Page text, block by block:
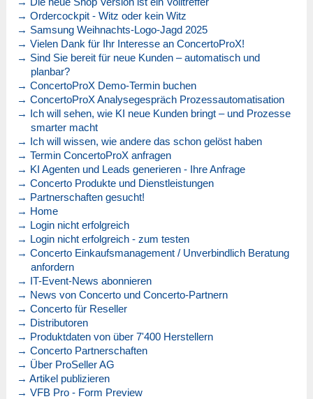
→ Ordercockpit - Witz oder kein Witz
→ Samsung Weihnachts-Logo-Jagd 2025
→ Vielen Dank für Ihr Interesse an ConcertoProX!
→ Sind Sie bereit für neue Kunden – automatisch und
planbar?
→ ConcertoProX Demo-Termin buchen
→ ConcertoProX Analysegespräch Prozessautomatisation
→ Ich will sehen, wie KI neue Kunden bringt – und Prozesse
smarter macht
→ Ich will wissen, wie andere das schon gelöst haben
→ Termin ConcertoProX anfragen
→ KI Agenten und Leads generieren - Ihre Anfrage
→ Concerto Produkte und Dienstleistungen
→ Partnerschaften gesucht!
→ Home
→ Login nicht erfolgreich
→ Login nicht erfolgreich - zum testen
→ Concerto Einkaufsmanagement / Unverbindlich Beratung
anfordern
→ IT-Event-News abonnieren
→ News von Concerto und Concerto-Partnern
→ Concerto für Reseller
→ Distributoren
→ Produktdaten von über 7'400 Herstellern
→ Concerto Partnerschaften
→ Über ProSeller AG
→ Artikel publizieren
→ VFB Pro - Form Preview